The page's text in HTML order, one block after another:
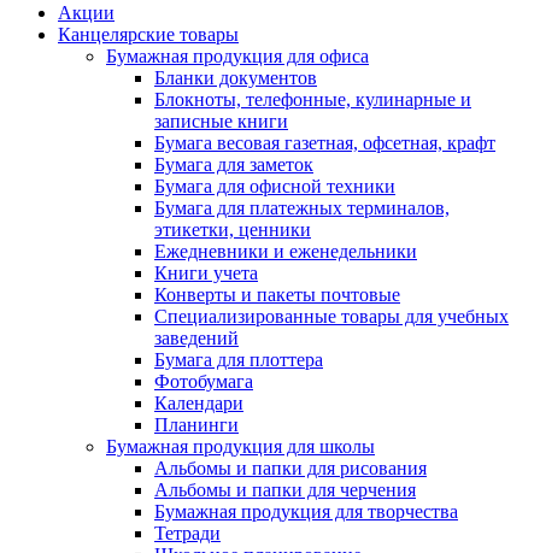
Акции
Канцелярские товары
Бумажная продукция для офиса
Бланки документов
Блокноты, телефонные, кулинарные и
записные книги
Бумага весовая газетная, офсетная, крафт
Бумага для заметок
Бумага для офисной техники
Бумага для платежных терминалов,
этикетки, ценники
Ежедневники и еженедельники
Книги учета
Конверты и пакеты почтовые
Специализированные товары для учебных
заведений
Бумага для плоттера
Фотобумага
Календари
Планинги
Бумажная продукция для школы
Альбомы и папки для рисования
Альбомы и папки для черчения
Бумажная продукция для творчества
Тетради